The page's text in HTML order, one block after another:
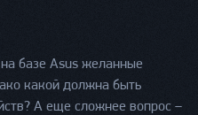
базе Asus желанные
какой должна быть
А еще сложнее вопрос –